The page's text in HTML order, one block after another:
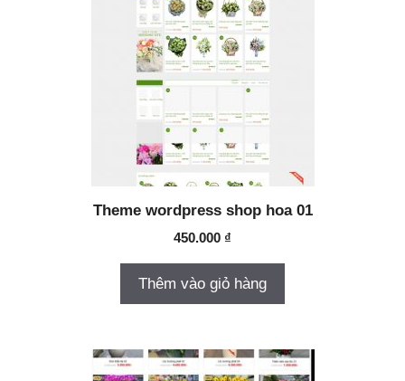
Theme wordpress shop hoa 01
450.000 ₫
Thêm vào giỏ hàng